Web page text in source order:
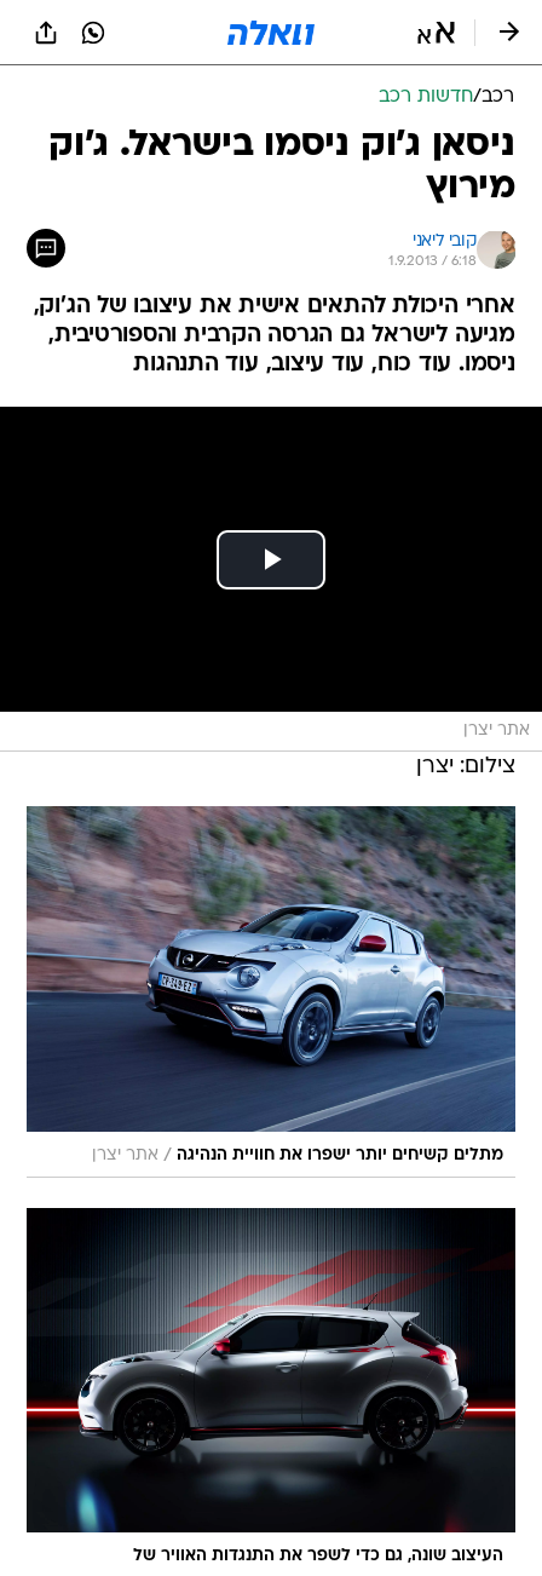
רכב/חדשות רכב
ניסאן ג'וק ניסמו בישראל. ג'וק
מירוץ
קובי ליאני
1.9.2013 / 6:18
אחרי היכולת להתאים אישית את עיצובו של הג'וק,
מגיעה לישראל גם הגרסה הקרבית והספורטיבית,
ניסמו. עוד כוח, עוד עיצוב, עוד התנהגות
אתר יצרן
צילום: יצרן
מתלים קשיחים יותר ישפרו את חוויית הנהיגה / אתר יצרן
העיצוב שונה, גם כדי לשפר את התנגדות האוויר של